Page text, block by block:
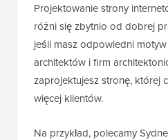
Projektowanie strony
różni się zbytnio od dobrej
jeśli masz odpowiedni
architektów i firm
zaprojektujesz stronę, której
więcej klientów.
Na przykład, polecamy